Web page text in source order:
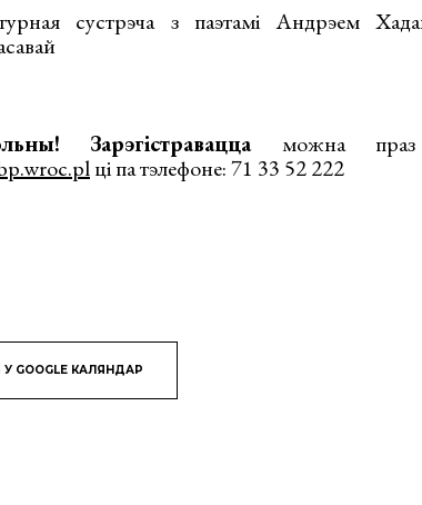
сустрэча з паэтамі Андрэем
Зарэгістраваццаможна праз
ці па тэлефоне: 71 33 52 222
GOOGLE КАЛЯНДАР